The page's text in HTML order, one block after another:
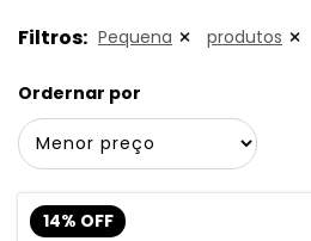
Filtros: Pequena produtos
Ordernar por
14% OFF